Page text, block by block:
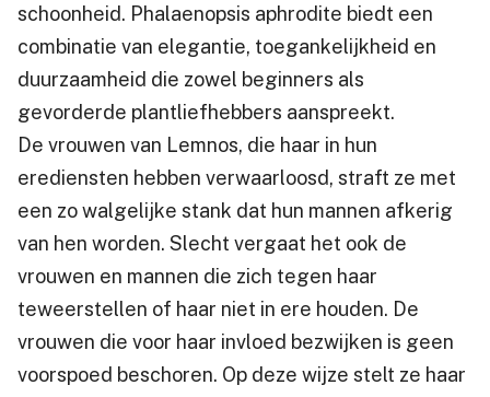
schoonheid. Phalaenopsis aphrodite biedt een
combinatie van elegantie, toegankelijkheid en
duurzaamheid die zowel beginners als
gevorderde plantliefhebbers aanspreekt.
De vrouwen van Lemnos, die haar in hun
erediensten hebben verwaarloosd, straft ze met
een zo walgelijke stank dat hun mannen afkerig
van hen worden. Slecht vergaat het ook de
vrouwen en mannen die zich tegen haar
teweerstellen of haar niet in ere houden. De
vrouwen die voor haar invloed bezwijken is geen
voorspoed beschoren. Op deze wijze stelt ze haar